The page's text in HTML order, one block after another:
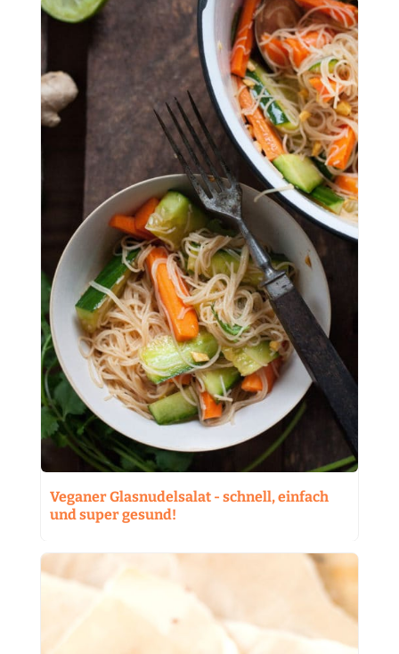
Veganer Glasnudelsalat - schnell, einfach
und super gesund!